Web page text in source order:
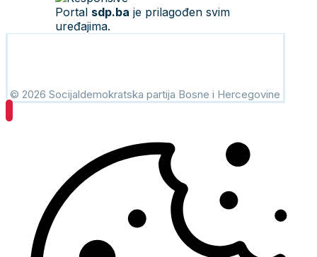
Portal sdp.ba je prilagođen svim
uređajima.
© 2026 Socijaldemokratska partija Bosne i Hercegovine